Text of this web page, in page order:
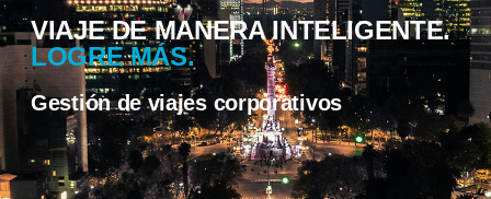
VIAJE DE MANERA INTELIGENTE.
LOGRE MÁS.
Gestión de viajes corporativos